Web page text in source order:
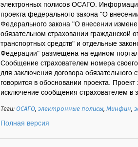
электронных полисов ОСАГО.
проекта федерального закона "О
Федерального закона "О внесении
обязательном страховании гражданской
транспортных средств" и отдельные
Федерации" размещена на едином
Сообщение страхователем номера
для заключения договора обязательного
говорится в обосновании проекта.
исключение сообщения страхователем в
Теги:ОСАГО,электронные полисы,Минфин,
Полная версия